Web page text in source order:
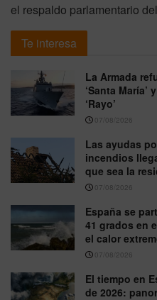
el respaldo parlamentario
Te interesa
La Armada
‘Santa María’
‘Rayo’
07/08/2026
Las ayudas
incendios
que sea la
07/08/2026
España se
41 grados en
el calor
07/08/2026
El tiempo en
de 2026: